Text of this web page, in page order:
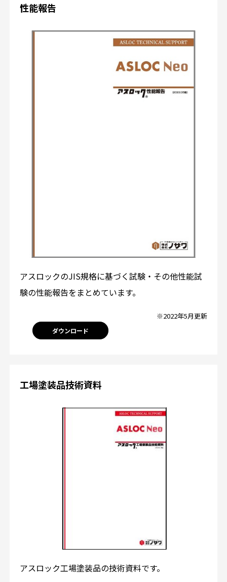
性能報告
アスロックのJIS規格に基づく試験・その他性能試
験の性能報告をまとめています。
※2022年5月更新
ダウンロード
工場塗装品技術資料
アスロック工場塗装品の技術資料です。